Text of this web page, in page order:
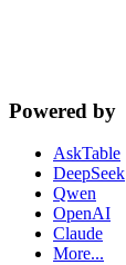
cta.dbSupport
Powered by
AskTable
DeepSeek
Qwen
OpenAI
Claude
More...